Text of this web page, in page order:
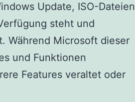
Update, ISO-Dateien
steht und
Während Microsoft dieser
und Funktionen
Features veraltet oder